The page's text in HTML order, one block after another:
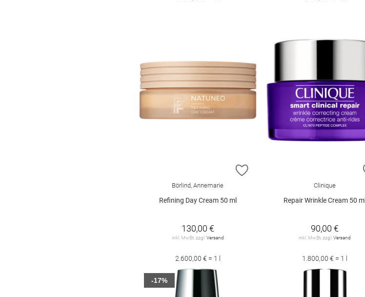
ZUR WUNSCHLISTE HINZUFÜGEN
Börlind, Annemarie
Refining Day Cream 50 ml
130,00 €
inkl. MwSt. zzgl. Versand
2.600,00 € = 1 l
Clinique
Repair Wrinkle Cream 50 ml
90,00 €
inkl. MwSt. zzgl.Versand
1.800,00 € = 1 l
-17%